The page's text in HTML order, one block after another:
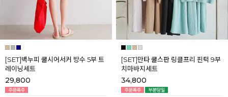
[SET]백누피 쿨시어서커 방수 5부 트
레이닝세트
29,800
[SET]만타 쿨스판 링클프리 핀턱 9부
치마바지세트
34,800